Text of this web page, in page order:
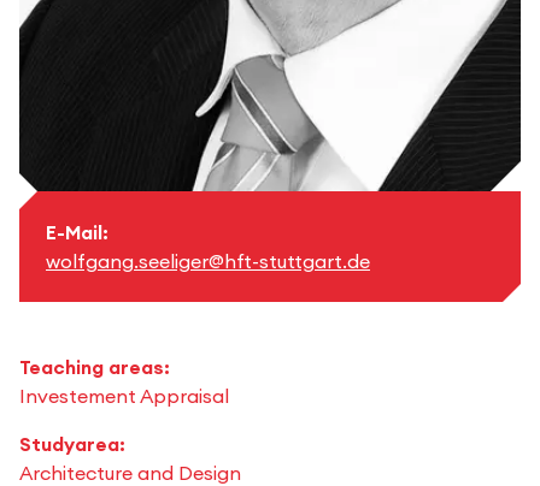
Teaching areas:
Investement Appraisal
Studyarea:
Architecture and Design
E-Mail:
wolfgang.seeliger@hft-stuttgart.de